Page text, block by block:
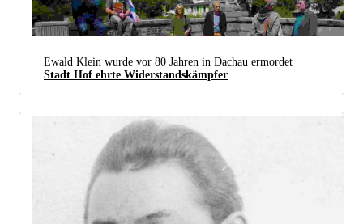
Antifaschistisches Gedenken an Ewald Klein auf der „­Friedrich-Ebert-Brücke“ in Hof. (Foto:
Ewald Klein wurde vor 80 Jahren in Dachau ermordet
Stadt Hof ehrte ­Widerstandskämpfer